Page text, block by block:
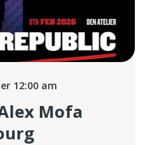
12:00 am
Mofa